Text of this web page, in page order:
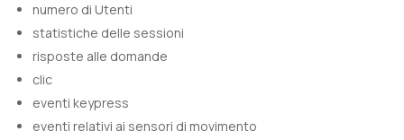
numero di Utenti
statistiche delle sessioni
risposte alle domande
clic
eventi keypress
eventi relativi ai sensori di movimento